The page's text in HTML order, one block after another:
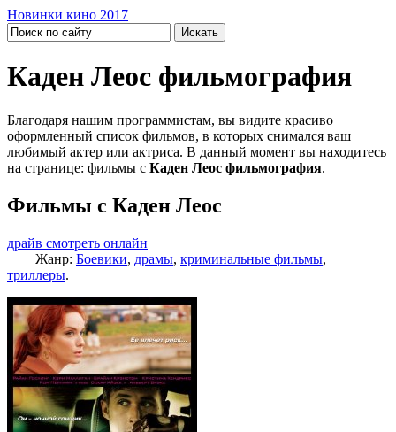
Новинки кино 2017
Каден Леос фильмография
Благодаря нашим программистам, вы видите красиво
оформленный список фильмов, в которых снимался ваш
любимый актер или актриса. В данный момент вы находитесь
на странице: фильмы с Каден Леос фильмография.
Фильмы с Каден Леос
драйв смотреть онлайн
Жанр: Боевики, драмы, криминальные фильмы,
триллеры.